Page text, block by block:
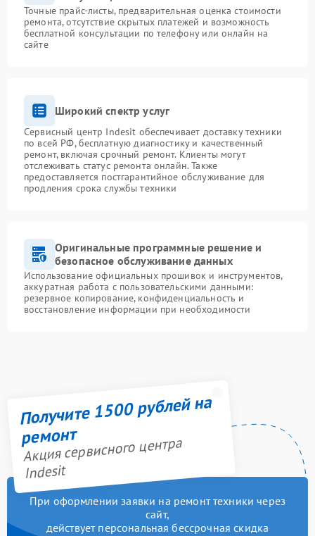
Точные прайс-листы, предварительная оценка стоимости
ремонта, отсутствие скрытых платежей и возможность
бесплатной консультации по телефону или онлайн на
сайте
Широкий спектр услуг
Сервисный центр Indesit обеспечивает доставку техники
по всей РФ, бесплатную диагностику и качественный
ремонт, включая срочный ремонт. Клиенты могут
отслеживать статус ремонта онлайн. Также
предоставляется постгарантийное обслуживание для
продления срока службы техники
Оригинальные программные решение и
безопасное обслуживание данных
Использование официальных прошивок и инструментов,
аккуратная работа с пользовательскими данными:
резервное копирование, конфиденциальность и
восстановление информации при необходимости
Получите 1500 рублей на
ремонт
Акция сервисного центра
Indesit
При оформлении заявки на ремонт техники через
сайт,
действует персональная бессрочная скидка